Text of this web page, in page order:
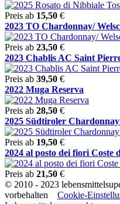
Preis ab 15,50 €
2023 TO Chardonnay/
Preis ab 23,50 €
2023 Chablis AC Saint
Preis ab 39,50 €
2022 Muga Reserva
Preis ab 28,50 €
2025 Südtiroler
Preis ab 19,50 €
2024 al posto dei fiori Coste
Preis ab 21,50 €
© 2010 - 2023
vorbehalten Cookie-